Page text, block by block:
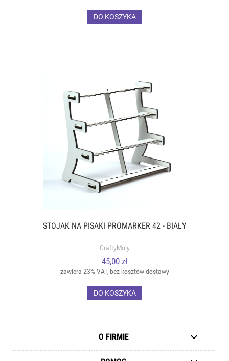
DO KOSZYKA
STOJAK NA PISAKI PROMARKER 42 - BIAŁY
CraftyMoly
45,00 zł
zawiera 23% VAT, bez kosztów dostawy
DO KOSZYKA
O FIRMIE